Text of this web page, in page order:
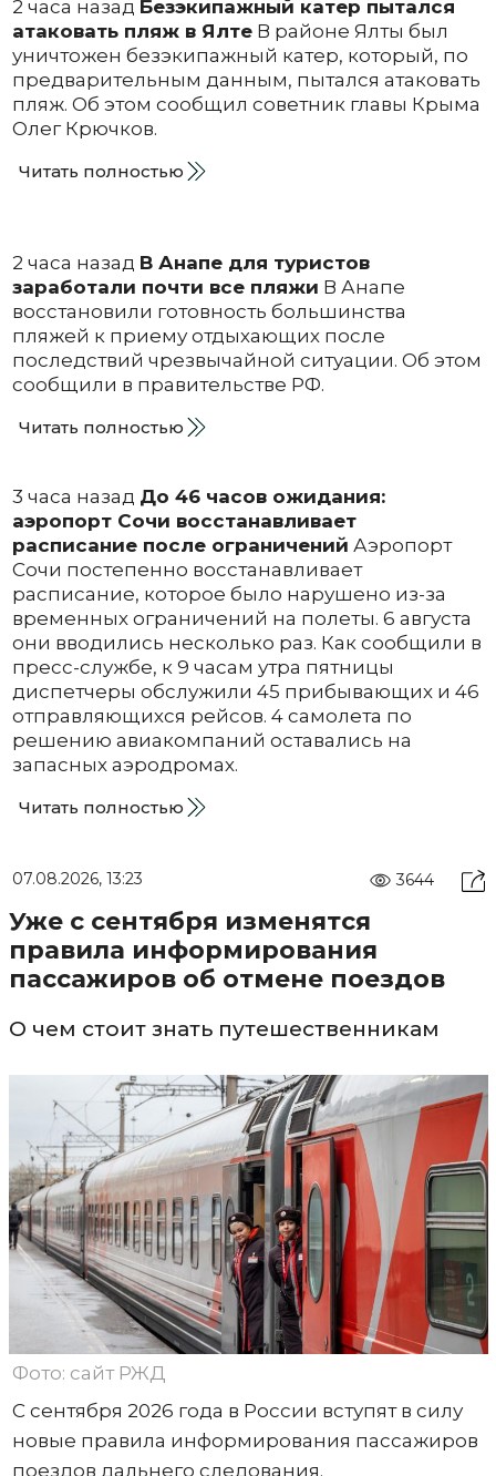
2 часа назад Безэкипажный катер пытался
атаковать пляж в ЯлтеВ районе Ялты был
уничтожен безэкипажный катер, который, по
предварительным данным, пытался атаковать
пляж. Об этом сообщил советник главы Крыма
Олег Крючков.
Читать полностью
2 часа назад В Анапе для туристов
заработали почти все пляжи В Анапе
восстановили готовность большинства
пляжей к приему отдыхающих после
последствий чрезвычайной ситуации. Об этом
сообщили в правительстве РФ.
Читать полностью
3 часа назад До 46 часов ожидания:
аэропорт Сочи восстанавливает
расписание после ограничений Аэропорт
Сочи постепенно восстанавливает
расписание, которое было нарушено из-за
временных ограничений на полеты. 6 августа
они вводились несколько раз. Как сообщили в
пресс-службе, к 9 часам утра пятницы
диспетчеры обслужили 45 прибывающих и 46
отправляющихся рейсов. 4 самолета по
решению авиакомпаний оставались на
запасных аэродромах.
Читать полностью
07.08.2026, 13:23 3644
Уже с сентября изменятся
правила информирования
пассажиров об отмене поездов
О чем стоит знать путешественникам
Фото: сайт РЖД
С сентября 2026 года в России вступят в силу
новые правила информирования пассажиров
поездов дальнего следования.